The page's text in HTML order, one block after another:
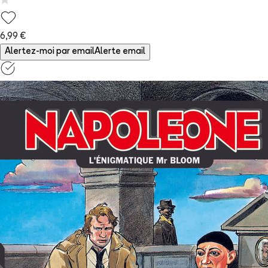
6,99 €
Alertez-moi par emailAlerte email